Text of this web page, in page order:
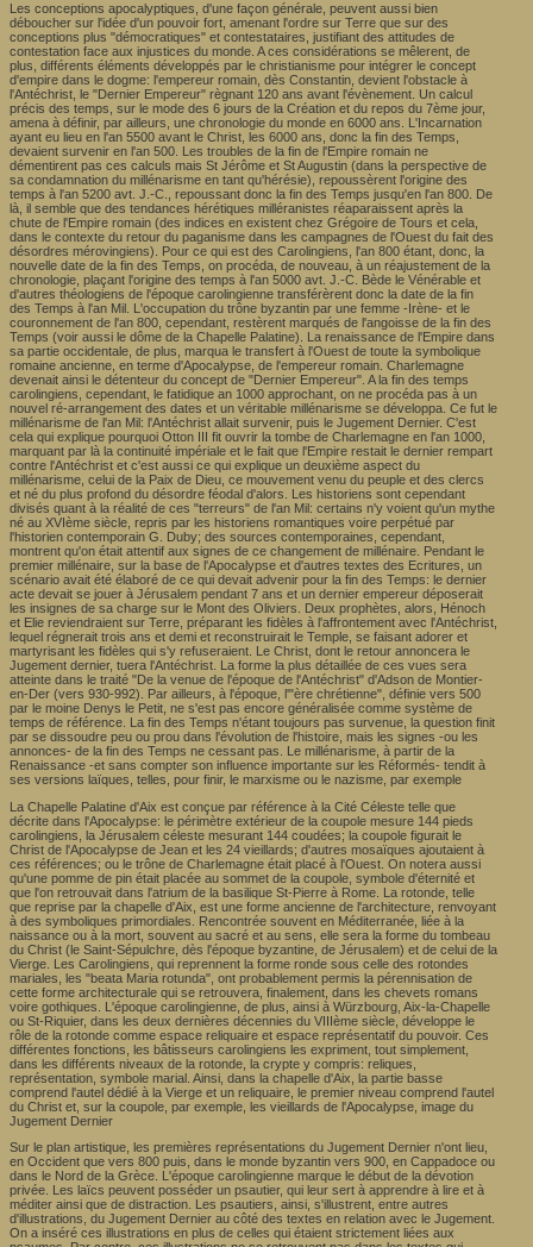
Les conceptions apocalyptiques, d'une façon générale, peuvent aussi bien
déboucher sur l'idée d'un pouvoir fort, amenant l'ordre sur Terre que sur des
conceptions plus "démocratiques" et contestataires, justifiant des attitudes de
contestation face aux injustices du monde. A ces considérations se mêlerent, de
plus, différents éléments développés par le christianisme pour intégrer le concept
d'empire dans le dogme: l'empereur romain, dès Constantin, devient l'obstacle à
l'Antéchrist, le "Dernier Empereur" règnant 120 ans avant l'évènement. Un calcul
précis des temps, sur le mode des 6 jours de la Création et du repos du 7ème jour,
amena à définir, par ailleurs, une chronologie du monde en 6000 ans. L'Incarnation
ayant eu lieu en l'an 5500 avant le Christ, les 6000 ans, donc la fin des Temps,
devaient survenir en l'an 500. Les troubles de la fin de l'Empire romain ne
démentirent pas ces calculs mais St Jérôme et St Augustin (dans la perspective de
sa condamnation du millénarisme en tant qu'hérésie), repoussèrent l'origine des
temps à l'an 5200 avt. J.-C., repoussant donc la fin des Temps jusqu'en l'an 800. De
là, il semble que des tendances hérétiques milléranistes réaparaissent après la
chute de l'Empire romain (des indices en existent chez Grégoire de Tours et cela,
dans le contexte du retour du paganisme dans les campagnes de l'Ouest du fait des
désordres mérovingiens). Pour ce qui est des Carolingiens, l'an 800 étant, donc, la
nouvelle date de la fin des Temps, on procéda, de nouveau, à un réajustement de la
chronologie, plaçant l'origine des temps à l'an 5000 avt. J.-C. Bède le Vénérable et
d'autres théologiens de l'époque carolingienne transférèrent donc la date de la fin
des Temps à l'an Mil. L'occupation du trône byzantin par une femme -Irène- et le
couronnement de l'an 800, cependant, restèrent marqués de l'angoisse de la fin des
Temps (voir aussi le dôme de la Chapelle Palatine). La renaissance de l'Empire dans
sa partie occidentale, de plus, marqua le transfert à l'Ouest de toute la symbolique
romaine ancienne, en terme d'Apocalypse, de l'empereur romain. Charlemagne
devenait ainsi le détenteur du concept de "Dernier Empereur". A la fin des temps
carolingiens, cependant, le fatidique an 1000 approchant, on ne procéda pas à un
nouvel ré-arrangement des dates et un véritable millénarisme se développa. Ce fut le
millénarisme de l'an Mil: l'Antéchrist allait survenir, puis le Jugement Dernier. C'est
cela qui explique pourquoi Otton III fit ouvrir la tombe de Charlemagne en l'an 1000,
marquant par là la continuité impériale et le fait que l'Empire restait le dernier rempart
contre l'Antéchrist et c'est aussi ce qui explique un deuxième aspect du
millénarisme, celui de la Paix de Dieu, ce mouvement venu du peuple et des clercs
et né du plus profond du désordre féodal d'alors. Les historiens sont cependant
divisés quant à la réalité de ces "terreurs" de l'an Mil: certains n'y voient qu'un mythe
né au XVIème siècle, repris par les historiens romantiques voire perpétué par
l'historien contemporain G. Duby; des sources contemporaines, cependant,
montrent qu'on était attentif aux signes de ce changement de millénaire. Pendant le
premier millénaire, sur la base de l'Apocalypse et d'autres textes des Ecritures, un
scénario avait été élaboré de ce qui devait advenir pour la fin des Temps: le dernier
acte devait se jouer à Jérusalem pendant 7 ans et un dernier empereur déposerait
les insignes de sa charge sur le Mont des Oliviers. Deux prophètes, alors, Hénoch
et Elie reviendraient sur Terre, préparant les fidèles à l'affrontement avec l'Antéchrist,
lequel régnerait trois ans et demi et reconstruirait le Temple, se faisant adorer et
martyrisant les fidèles qui s'y refuseraient. Le Christ, dont le retour annoncera le
Jugement dernier, tuera l'Antéchrist. La forme la plus détaillée de ces vues sera
atteinte dans le traité "De la venue de l'époque de l'Antéchrist" d'Adson de Montier-
en-Der (vers 930-992). Par ailleurs, à l'époque, l'"ère chrétienne", définie vers 500
par le moine Denys le Petit, ne s'est pas encore généralisée comme système de
temps de référence. La fin des Temps n'étant toujours pas survenue, la question finit
par se dissoudre peu ou prou dans l'évolution de l'histoire, mais les signes -ou les
annonces- de la fin des Temps ne cessant pas. Le millénarisme, à partir de la
Renaissance -et sans compter son influence importante sur les Réformés- tendit à
ses versions laïques, telles, pour finir, le marxisme ou le nazisme, par exemple
La Chapelle Palatine d'Aix est conçue par référence à la Cité Céleste telle que
décrite dans l'Apocalypse: le périmètre extérieur de la coupole mesure 144 pieds
carolingiens, la Jérusalem céleste mesurant 144 coudées; la coupole figurait le
Christ de l'Apocalypse de Jean et les 24 vieillards; d'autres mosaïques ajoutaient à
ces références; ou le trône de Charlemagne était placé à l'Ouest. On notera aussi
qu'une pomme de pin était placée au sommet de la coupole, symbole d'éternité et
que l'on retrouvait dans l'atrium de la basilique St-Pierre à Rome. La rotonde, telle
que reprise par la chapelle d'Aix, est une forme ancienne de l'architecture, renvoyant
à des symboliques primordiales. Rencontrée souvent en Méditerranée, liée à la
naissance ou à la mort, souvent au sacré et au sens, elle sera la forme du tombeau
du Christ (le Saint-Sépulchre, dès l'époque byzantine, de Jérusalem) et de celui de la
Vierge. Les Carolingiens, qui reprennent la forme ronde sous celle des rotondes
mariales, les "beata Maria rotunda", ont probablement permis la pérennisation de
cette forme architecturale qui se retrouvera, finalement, dans les chevets romans
voire gothiques. L'époque carolingienne, de plus, ainsi à Würzbourg, Aix-la-Chapelle
ou St-Riquier, dans les deux dernières décennies du VIIIème siècle, développe le
rôle de la rotonde comme espace reliquaire et espace représentatif du pouvoir. Ces
différentes fonctions, les bâtisseurs carolingiens les expriment, tout simplement,
dans les différents niveaux de la rotonde, la crypte y compris: reliques,
représentation, symbole marial. Ainsi, dans la chapelle d'Aix, la partie basse
comprend l'autel dédié à la Vierge et un reliquaire, le premier niveau comprend l'autel
du Christ et, sur la coupole, par exemple, les vieillards de l'Apocalypse, image du
Jugement Dernier
Sur le plan artistique, les premières représentations du Jugement Dernier n'ont lieu,
en Occident que vers 800 puis, dans le monde byzantin vers 900, en Cappadoce ou
dans le Nord de la Grèce. L'époque carolingienne marque le début de la dévotion
privée. Les laïcs peuvent posséder un psautier, qui leur sert à apprendre à lire et à
méditer ainsi que de distraction. Les psautiers, ainsi, s'illustrent, entre autres
d'illustrations, du Jugement Dernier au côté des textes en relation avec le Jugement.
On a inséré ces illustrations en plus de celles qui étaient strictement liées aux